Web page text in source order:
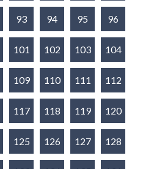
93 94 95 96
101 102 103 104
109 110 111 112
117 118 119 120
125 126 127 128